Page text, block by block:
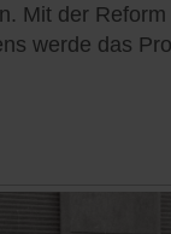
Mit der Reform
werde das